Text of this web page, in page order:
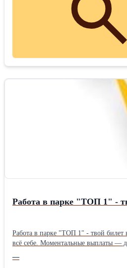
Работа в парке "ТОП 1" -
Работа в парке "ТОП 1" - твой билет в стабильный заработок! Ищешь партнера, который не тянет с выплатами и реально
всё себе. Моментальные выплаты — деньги на любую карту приходят мгновенно. Никаких ожиданий! Круглосуточная поддержка — любой вопрос решим в 3 часа ночи. Заправки с Яндекс Про — экономь на
—